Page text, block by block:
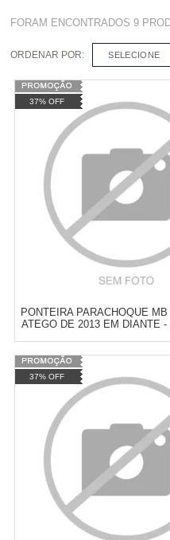
FORAM ENCONTRADOS9
ORDENAR POR: SELECIONE
37% OFF
PONTEIRA PARACHOQUE MB
ATEGO DE 2013 EM DIANTE -
Varejo:
Atacado: R$ 2.550,90 (Apenas
Revendedor)
10 x
CABINE/ACABAMENTOS
COMPRAR
37% OFF